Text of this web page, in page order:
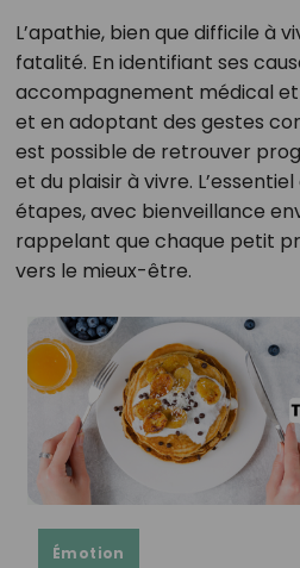
L’apathie, bien que difficile à
fatalité. En identifiant ses
accompagnement médical
et en adoptant des gestes
est possible de retrouver
et du plaisir à vivre.
étapes, avec bienveillance
rappelant que chaque petit
vers le mieux-être.
Émotion